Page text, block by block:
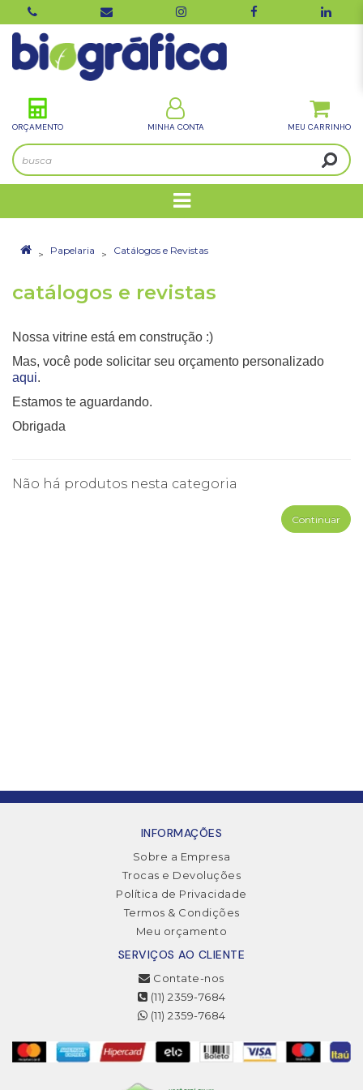
ORÇAMENTO MINHA CONTA
Papelaria Catálogos e Revistas
catálogos e revistas
Nossa vitrine está em construção :)
Mas, você pode solicitar seu orçamento personalizado
aqui.
Estamos te aguardando.
Obrigada
Não há produtos nesta categoria
Continuar
INFORMAÇÕES
Sobre a Empresa
Trocas e Devoluções
Política de Privacidade
Termos & Condições
Meu orçamento
SERVIÇOS AO CLIENTE
Contate-nos
(11) 2359-7684
(11) 2359-7684